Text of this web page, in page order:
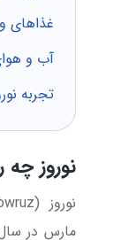
غذاهای
آب و
تجربه
نوروز
نوروز (
مارس در